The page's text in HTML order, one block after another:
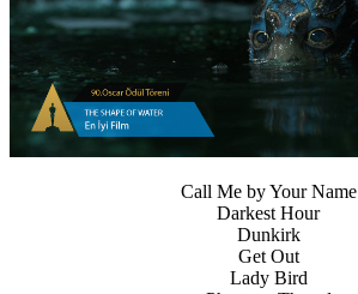
Call Me by Your Name
Darkest Hour
Dunkirk
Get Out
Lady Bird